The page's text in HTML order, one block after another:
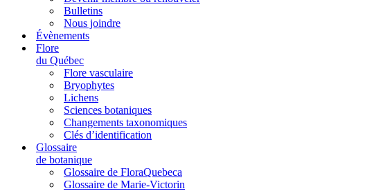
Bulletins
Nous joindre
Évènements
Flore
du Québec
Flore vasculaire
Bryophytes
Lichens
Sciences botaniques
Changements taxonomiques
Clés d’identification
Glossaire
de botanique
Glossaire de FloraQuebeca
Glossaire de Marie-Victorin